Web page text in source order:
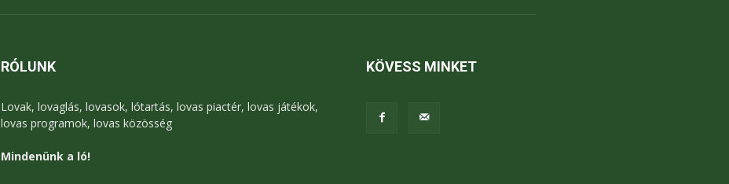
RÓLUNK
Lovak, lovaglás, lovasok, lótartás, lovas piactér, lovas játékok,
lovas programok, lovas közösség
Mindenünk a ló!
KÖVESS MINKET